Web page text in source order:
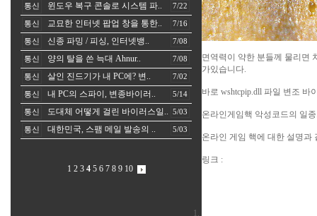
통신 윈도우 복구 콘솔로 시스템 파.. 7/22
통신 교묘한 인터넷 팝업 창을 통한.. 7/16
통신 신종 파밍 / 피싱, 인터넷뱅.. 7/08
통신 양의 탈을 쓴 늑대 Ahnur.. 7/08
통신 살인 진드기가 내 PC에? 변.. 7/02
통신 내 PC의 스파이, 변종바이러.. 5/14
통신 도대체 어떻게 걸린 바이러스일.. 5/03
통신 대한민국, 스팸 메일 발송의 .. 5/03
1 2 3 4 5 6 7 8 9 10
면역력이 약한 분들께 물리면
가있습니다.
바로 wshtcpip.dll 파일 변조 바
온라인게임핵 악성코드의 일
온라인 게임 핵에 대한 설명과
링크 :